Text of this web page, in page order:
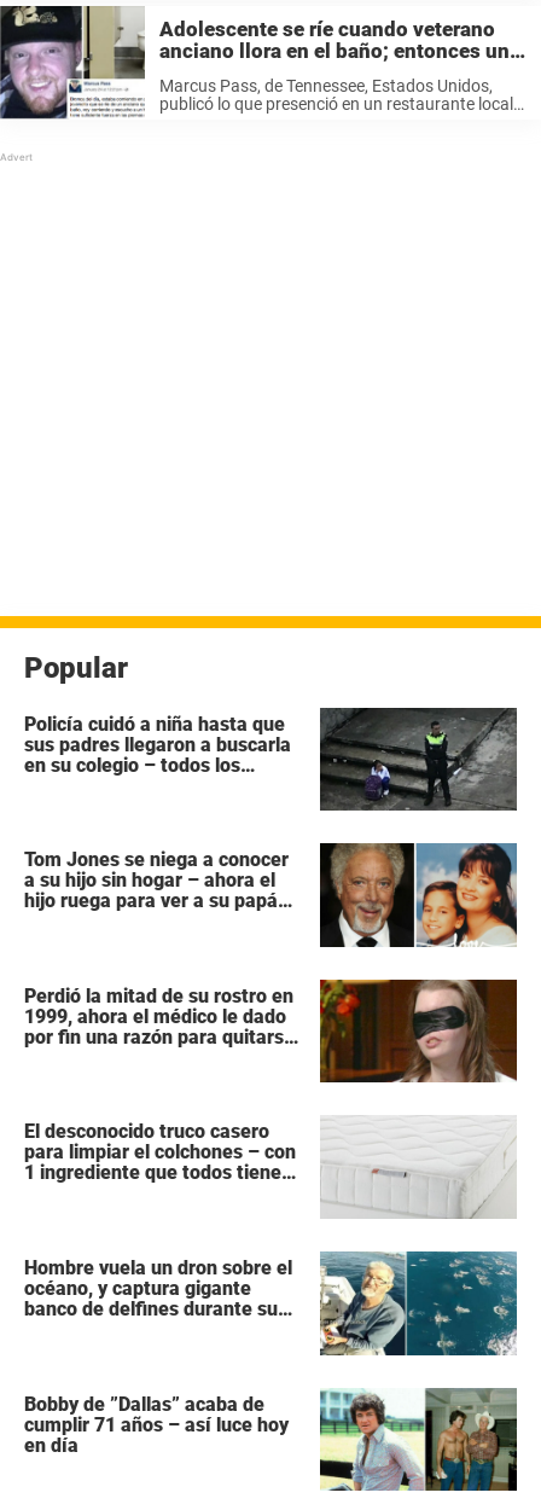
Adolescente se ríe cuando veterano
anciano llora en el baño; entonces un
Marcus Pass, de Tennessee, Estados Unidos,
publicó lo que presenció en un restaurante local
Popular
Policía cuidó a niña hasta que
sus padres llegaron a buscarla
en su colegio – todos los
Tom Jones se niega a conocer
a su hijo sin hogar – ahora el
hijo ruega para ver a su papá
Perdió la mitad de su rostro en
1999, ahora el médico le dado
por fin una razón para quitarse
El desconocido truco casero
para limpiar el colchones – con
1 ingrediente que todos tiene
Hombre vuela un dron sobre el
océano, y captura gigante
banco de delfines durante su
Bobby de ”Dallas” acaba de
cumplir 71 años – así luce hoy
en día